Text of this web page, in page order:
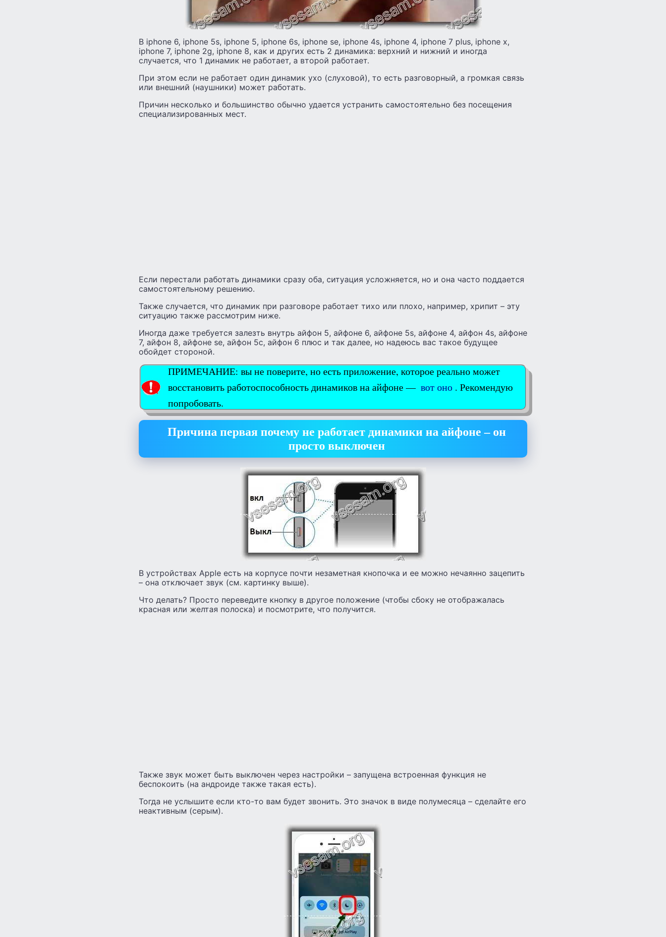
В iphone 6, iphone 5s, iphone 5, iphone 6s, iphone se, iphone 4s, iphone 4, iphone 7 plus, iphone x,
iphone 7, iphone 2g, iphone 8, как и других есть 2 динамика: верхний и нижний и иногда
случается, что 1 динамик не работает, а второй работает.
При этом если не работает один динамик ухо (слуховой), то есть разговорный, а громкая связь
или внешний (наушники) может работать.
Причин несколько и большинство обычно удается устранить самостоятельно без посещения
специализированных мест.
Если перестали работать динамики сразу оба, ситуация усложняется, но и она часто поддается
самостоятельному решению.
Также случается, что динамик при разговоре работает тихо или плохо, например, хрипит – эту
ситуацию также рассмотрим ниже.
Иногда даже требуется залезть внутрь айфон 5, айфоне 6, айфоне 5s, айфоне 4, айфон 4s, айфоне
7, айфон 8, айфоне se, айфон 5с, айфон 6 плюс и так далее, но надеюсь вас такое будущее
обойдет стороной.
ПРИМЕЧАНИЕ: вы не поверите, но есть приложение, которое реально может
восстановить работоспособность динамиков на айфоне — вот оно . Рекомендую
попробовать.
Причина первая почему не работает динамики на айфоне – он
просто выключен
В устройствах Apple есть на корпусе почти незаметная кнопочка и ее можно нечаянно зацепить
– она отключает звук (см. картинку выше).
Что делать? Просто переведите кнопку в другое положение (чтобы сбоку не отображалась
красная или желтая полоска) и посмотрите, что получится.
Также звук может быть выключен через настройки – запущена встроенная функция не
беспокоить (на андроиде также такая есть).
Тогда не услышите если кто-то вам будет звонить. Это значок в виде полумесяца – сделайте его
неактивным (серым).